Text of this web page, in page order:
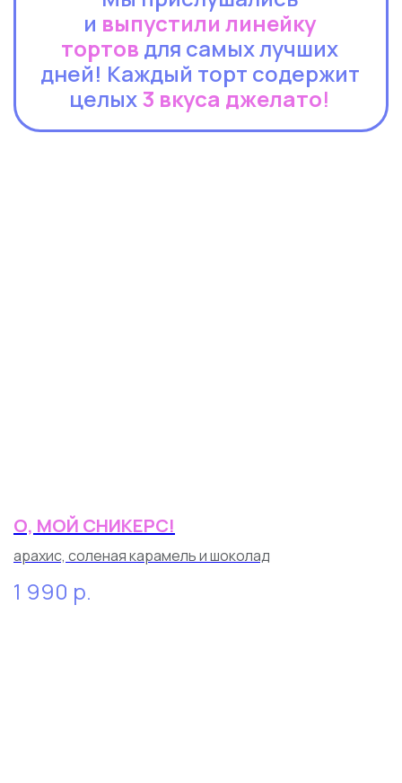
и выпустили линейку
тортов для самых лучших
дней! Каждый торт содержит
целых3 вкуса джелато!
О, МОЙ СНИКЕРС!
арахис, соленая карамель и шоколад
1 990 р.